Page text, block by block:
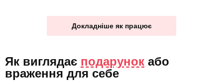
Докладніше як працює
Як виглядає подарунок або
враження для себе